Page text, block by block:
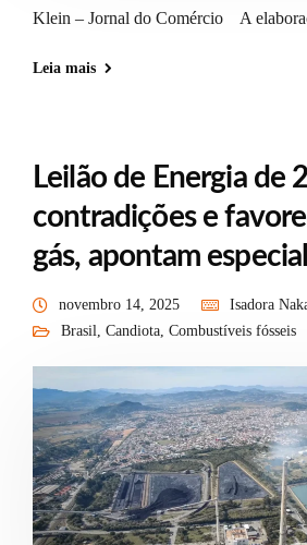
Klein – Jornal do Comércio A
Leia mais
Leilão de Energia de
contradições e
gás, apontam
novembro 14, 2025
Isadora
Brasil, Candiota, Combustíveis fósseis